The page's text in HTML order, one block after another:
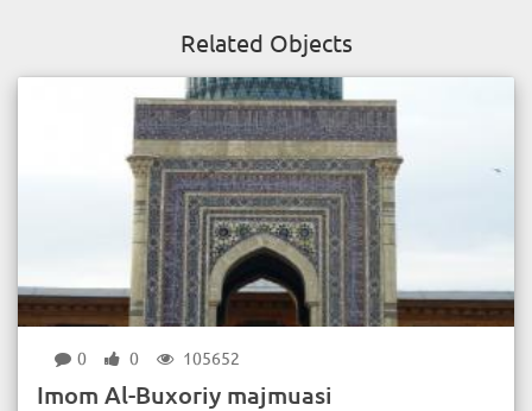
Related Objects
0 0 105652
Imom Al-Buxoriy majmuasi